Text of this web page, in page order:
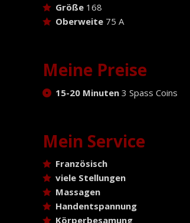
Größe 168
Oberweite 75 A
Meine Preise
15-20 Minuten 3 Spass Coins
Mein Service
Französisch
viele Stellungen
Massagen
Handentspannung
Körperbesamung